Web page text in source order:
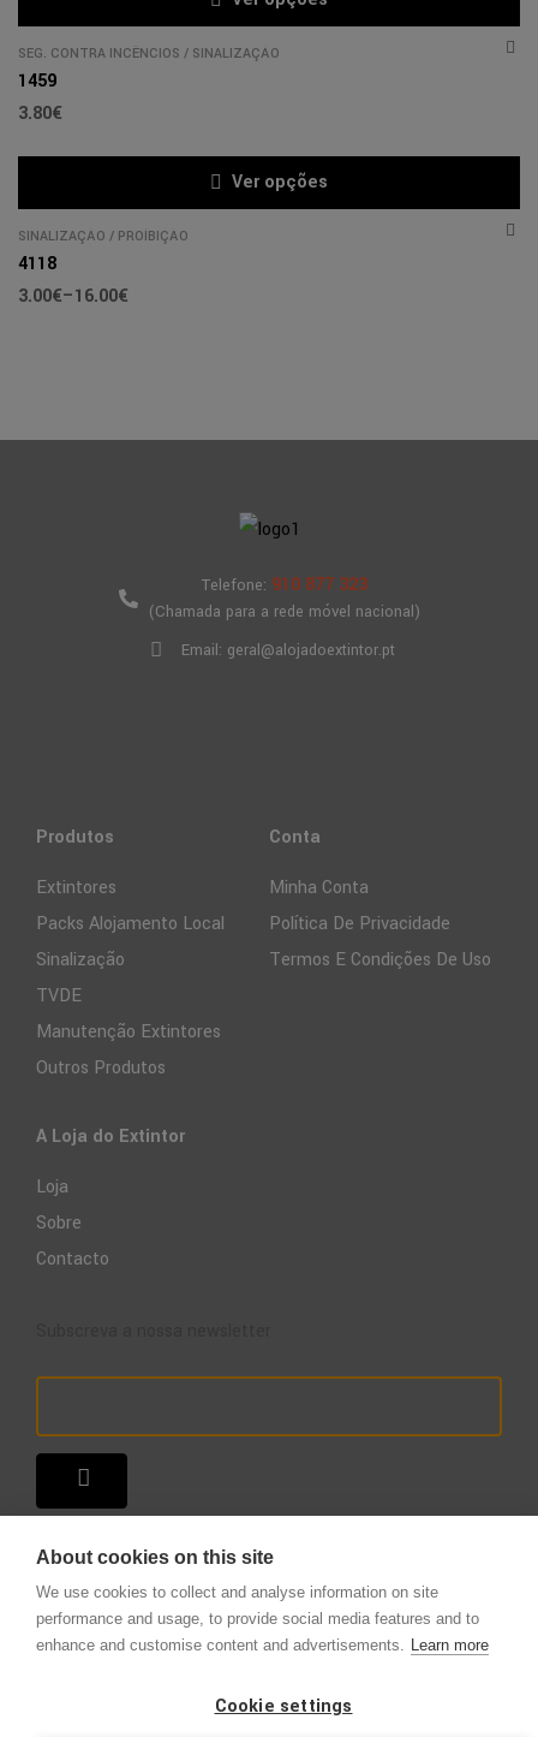
SEG. CONTRA INCÊNCIOS / SINALIZAÇÃO
1459
3.80€
Ver opções
SINALIZAÇÃO / PROÍBIÇÃO
4118
3.00€–16.00€
Telefone: 910 877 323
(Chamada para a rede móvel nacional)
Email: geral@alojadoextintor.pt
Produtos
Extintores
Packs Alojamento Local
Sinalização
TVDE
Manutenção Extintores
Outros Produtos
Conta
Minha Conta
Política De Privacidade
Termos E Condições De Uso
A Loja do Extintor
Loja
Sobre
Contacto
Copyright © 2025 – A Loja do Extintor .Todos os direitos reservados.
About cookies on this site
We use cookies to collect and analyse information on site
performance and usage, to provide social media features and to
enhance and customise content and advertisements. Learn more
Cookie settings